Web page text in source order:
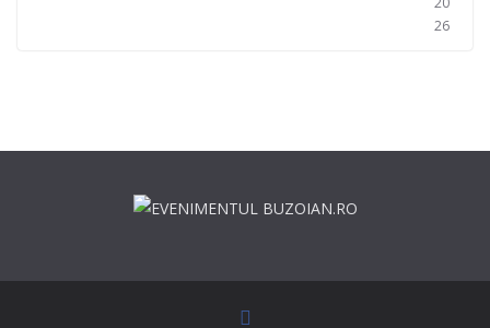
26